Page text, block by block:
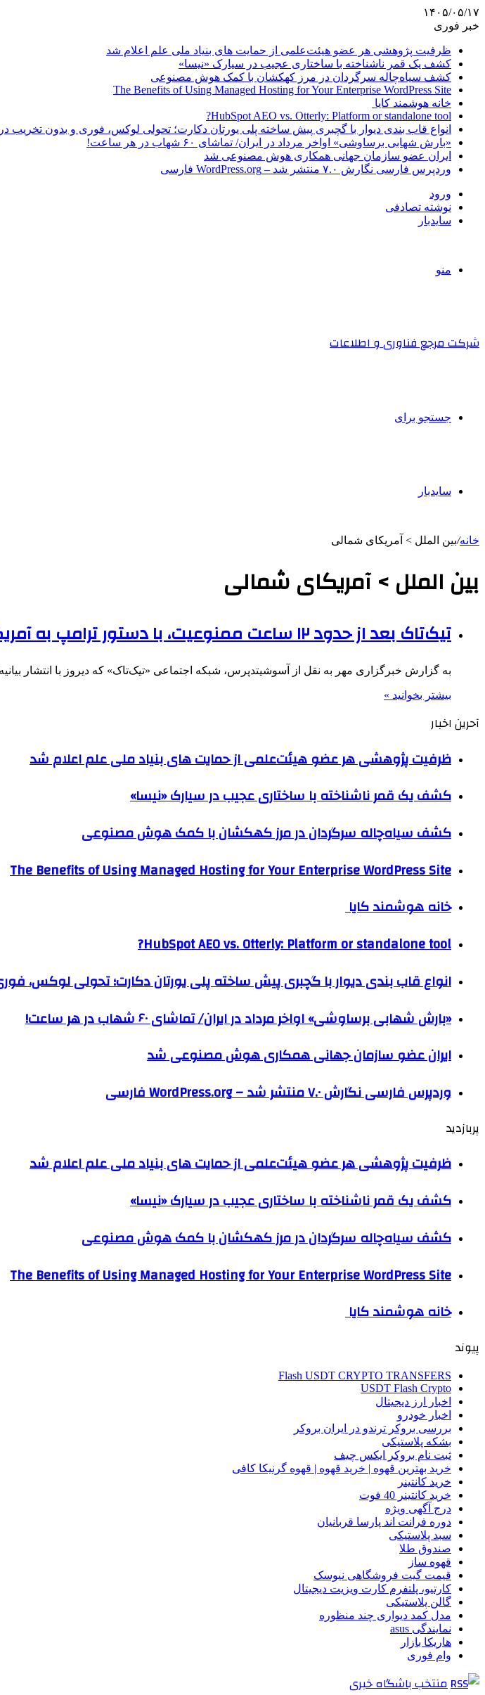
۱۴۰۵/۰۵/۱۷
خبر فوری
ظرفیت پژوهشی هر عضو هیئت‌علمی از حمایت های بنیاد ملی علم اعلام شد
کشف یک قمر ناشناخته با ساختاری عجیب در سیارک «نیسا»
کشف سیاه‌چاله سرگردان در مرز کهکشان با کمک هوش مصنوعی
The Benefits of Using Managed Hosting for Your Enterprise WordPress Site
خانه هوشمند کایا
HubSpot AEO vs. Otterly: Platform or standalone tool?
انواع قاب بندی دیوار با گچبری پیش ساخته پلی یورتان دکارت؛ تحولی لوکس، فوری و بدون تخریب
«بارش شهابی برساوشی» اواخر مرداد در ایران/ تماشای ۶۰ شهاب در هر ساعت!
ایران عضو سازمان جهانی همکاری هوش مصنوعی شد
وردپرس فارسی نگارش ۷.۰ منتشر شد – WordPress.org فارسی
ورود
نوشته تصادفی
سایدبار
منو
شرکت مرجع فناوری و اطلاعات
جستجو برای
سایدبار
خانه/بین الملل > آمریکای شمالی
بین الملل > آمریکای شمالی
تیک‌تاک بعد از حدود ۱۲ ساعت ممنوعیت، با دستور ترامپ به آمریکا بازگشت
به گزارش خبرگزاری مهر به نقل از آسوشیتدپرس، شبکه اجتماعی «تیک‌تاک» که دیروز با انتشار
بیشتر بخوانید »
آحرین اخبار
ظرفیت پژوهشی هر عضو هیئت‌علمی از حمایت های بنیاد ملی علم اعلام شد
کشف یک قمر ناشناخته با ساختاری عجیب در سیارک «نیسا»
کشف سیاه‌چاله سرگردان در مرز کهکشان با کمک هوش مصنوعی
The Benefits of Using Managed Hosting for Your Enterprise WordPress Site
خانه هوشمند کایا
HubSpot AEO vs. Otterly: Platform or standalone tool?
انواع قاب بندی دیوار با گچبری پیش ساخته پلی یورتان دکارت؛ تحولی لوکس،
«بارش شهابی برساوشی» اواخر مرداد در ایران/ تماشای ۶۰ شهاب در هر ساعت!
ایران عضو سازمان جهانی همکاری هوش مصنوعی شد
وردپرس فارسی نگارش ۷.۰ منتشر شد – WordPress.org فارسی
پربازدید
ظرفیت پژوهشی هر عضو هیئت‌علمی از حمایت های بنیاد ملی علم اعلام شد
کشف یک قمر ناشناخته با ساختاری عجیب در سیارک «نیسا»
کشف سیاه‌چاله سرگردان در مرز کهکشان با کمک هوش مصنوعی
The Benefits of Using Managed Hosting for Your Enterprise WordPress Site
خانه هوشمند کایا
پیوند
Flash USDT CRYPTO TRANSFERS
USDT Flash Crypto
اخبار ارز دیجیتال
اخبار خودرو
بررسی بروکر ترندو در ایران بروکر
بشکه پلاستیکی
ثبت نام بروکر ایکس چیف
خرید بهترین قهوه | خرید قهوه | قهوه گرنیکا کافی
خرید کانتینر
خرید کانتینر 40 فوت
درج آگهی ویژه
دوره فرانت اند پارسا قربانیان
سبد پلاستیکی
صندوق طلا
قهوه ساز
قیمت گیت فروشگاهی نیوسک
کارتیو، پلتفرم کارت ویزیت دیجیتال
گالن پلاستیکی
مدل کمد دیواری چند منظوره
نمایندگی asus
هاریکا بازار
وام فوری
منتخب باشگاه خبری